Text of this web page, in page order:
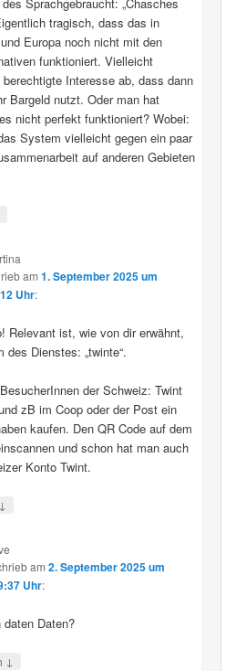
tragisch, dass das in
Europa noch nicht mit den
funktioniert. Vielleicht
Interesse ab, dass dann
Bargeld nutzt. Oder man hat
nicht perfekt funktioniert? Wobei:
System vielleicht gegen ein paar
auf anderen Gebieten
am1. September 2025 um
Uhr:
Relevant ist, wie von dir erwähnt,
des Dienstes: „twinte“.
der Schweiz: Twint
zB im Coop oder der Post ein
kaufen. Den QR Code auf dem
und schon hat man auch
Konto Twint.
↓
am 2. September 2025 um
Uhr:
daten Daten?
↓